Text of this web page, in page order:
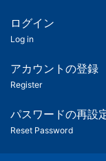
ツ
匿
名
ユ
ー
ログイン
Log in
アカウントの登録
Register
パスワードの再設
Reset Password